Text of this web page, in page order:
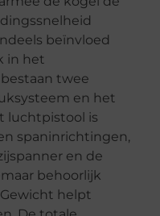
beïnvloed
in het
twee
en het
luchtpistool is
spaninrichtingen,
en de
behoorlijk
helpt